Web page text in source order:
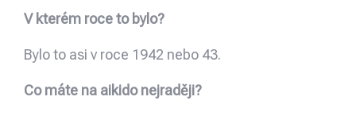
V kterém roce to bylo?
Bylo to asi v roce 1942 nebo 43.
Co máte na aikido nejraději?